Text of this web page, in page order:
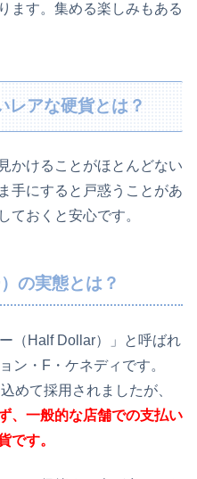
ます。集める楽しみもある
レアな硬貨とは？
かけることがほとんどない
手にすると戸惑うことがあ
ておくと安心です。
の実態とは？
（Half Dollar）」と呼ばれ
ン・F・ケネディです。
めて採用されましたが、
、一般的な店舗での支払い
です。